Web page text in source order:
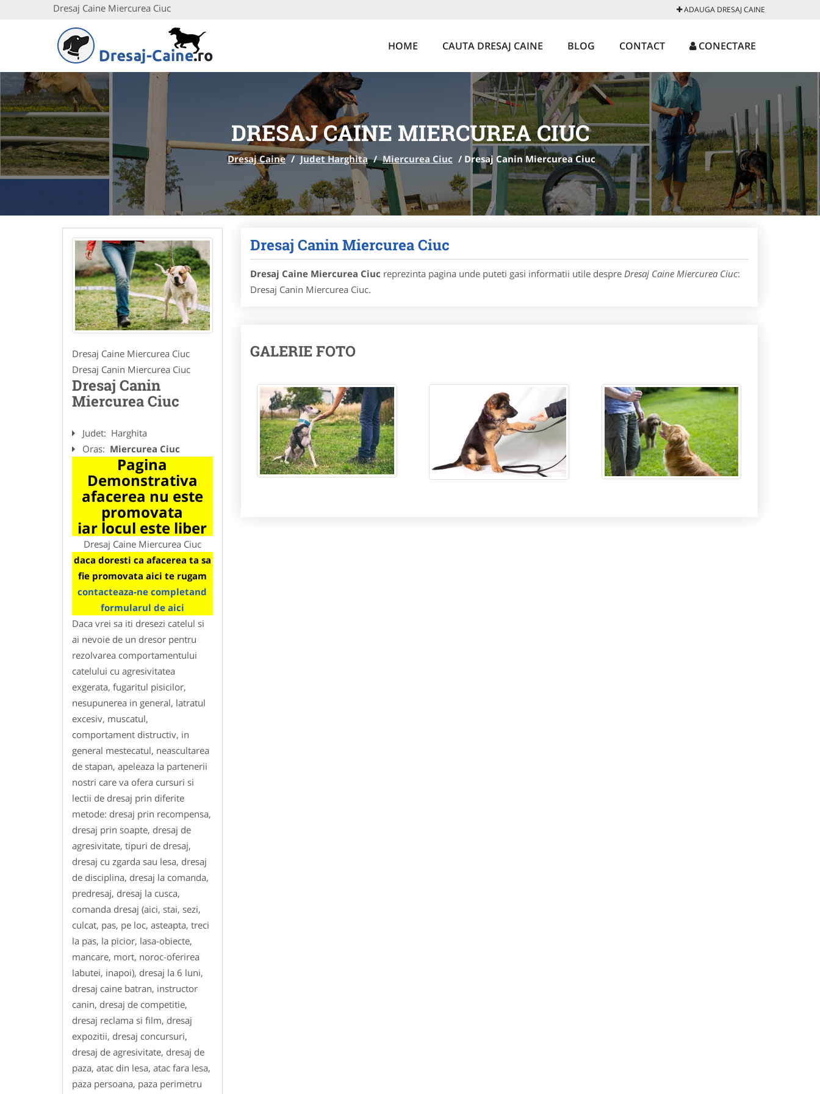
Dresaj Caine Miercurea Ciuc ADAUGA DRESAJ CAINE
HOME CAUTA DRESAJ CAINE BLOG CONTACT CONECTARE
DRESAJ CAINE MIERCUREA CIUC
Dresaj Caine / Judet Harghita / Miercurea Ciuc / Dresaj Canin Miercurea Ciuc
Dresaj Caine Miercurea Ciuc
Dresaj Canin Miercurea Ciuc
Dresaj Canin
Miercurea Ciuc
Judet: Harghita
Oras: Miercurea Ciuc
Pagina
Demonstrativa
afacerea nu este
promovata
iar locul este liber
Dresaj Caine Miercurea Ciuc
daca doresti ca afacerea ta sa
fie promovata aici te rugam
contacteaza-ne completand
formularul de aici
Daca vrei sa iti dresezi catelul si
ai nevoie de un dresor pentru
rezolvarea comportamentului
catelului cu agresivitatea
exgerata, fugaritul pisicilor,
nesupunerea in general, latratul
excesiv, muscatul,
comportament distructiv, in
general mestecatul, neascultarea
de stapan, apeleaza la partenerii
nostri care va ofera cursuri si
lectii de dresaj prin diferite
metode: dresaj prin recompensa,
dresaj prin soapte, dresaj de
agresivitate, tipuri de dresaj,
dresaj cu zgarda sau lesa, dresaj
de disciplina, dresaj la comanda,
predresaj, dresaj la cusca,
comanda dresaj (aici, stai, sezi,
culcat, pas, pe loc, asteapta, treci
la pas, la picior, lasa-obiecte,
mancare, mort, noroc-oferirea
labutei, inapoi), dresaj la 6 luni,
dresaj caine batran, instructor
canin, dresaj de competitie,
dresaj reclama si film, dresaj
expozitii, dresaj concursuri,
dresaj de agresivitate, dresaj de
paza, atac din lesa, atac fara lesa,
paza persoana, paza perimetru
Dresaj Canin Miercurea Ciuc
Dresaj Caine Miercurea Ciuc reprezinta pagina unde puteti gasi informatii utile despre Dresaj Caine Miercurea Ciuc:
Dresaj Canin Miercurea Ciuc.
GALERIE FOTO